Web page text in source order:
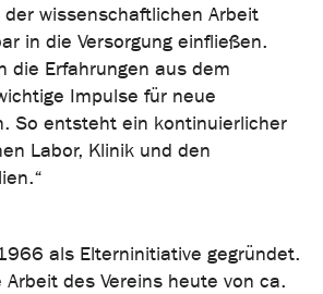
wissenschaftlichen Arbeit
in die Versorgung einfließen.
die Erfahrungen aus dem
Impulse für neue
So entsteht ein kontinuierlicher
Labor, Klinik und den
als Elterninitiative gegründet.
des Vereins heute von ca.